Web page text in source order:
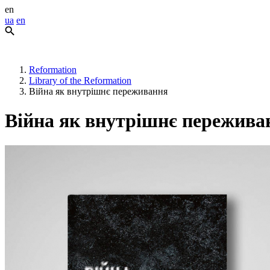
en
ua en
Reformation
Library of the Reformation
Війна як внутрішнє переживання
Війна як внутрішнє